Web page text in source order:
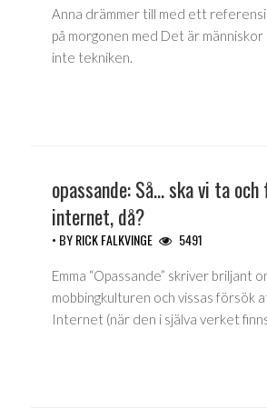
Anna drämmer till med ett
på morgonen med Det är människor
inte tekniken.
opassande: Så… ska vi ta
internet, då?
• BYRICK FALKVINGE 5491
Emma “Opassande” skriver briljant
mobbingkulturen och vissas försök
Internet (när den i själva verket